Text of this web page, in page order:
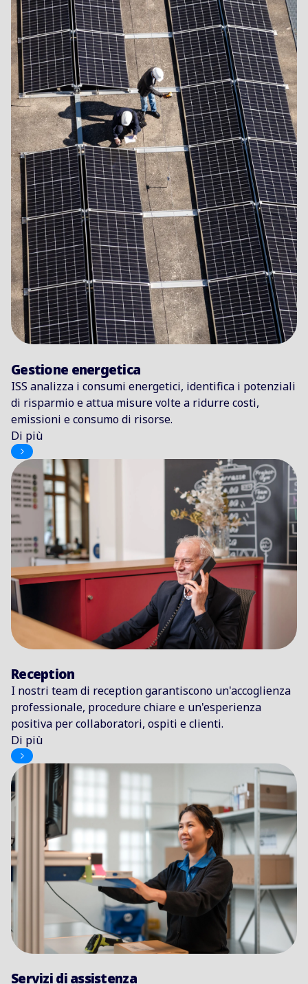
Gestione energetica
ISS analizza i consumi energetici, identifica i potenziali
di risparmio e attua misure volte a ridurre costi,
emissioni e consumo di risorse.
Di più
Reception
I nostri team di reception garantiscono un'accoglienza
professionale, procedure chiare e un'esperienza
positiva per collaboratori, ospiti e clienti.
Di più
Servizi di assistenza